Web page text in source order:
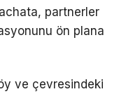
partnerler
ön plana
ve çevresindeki